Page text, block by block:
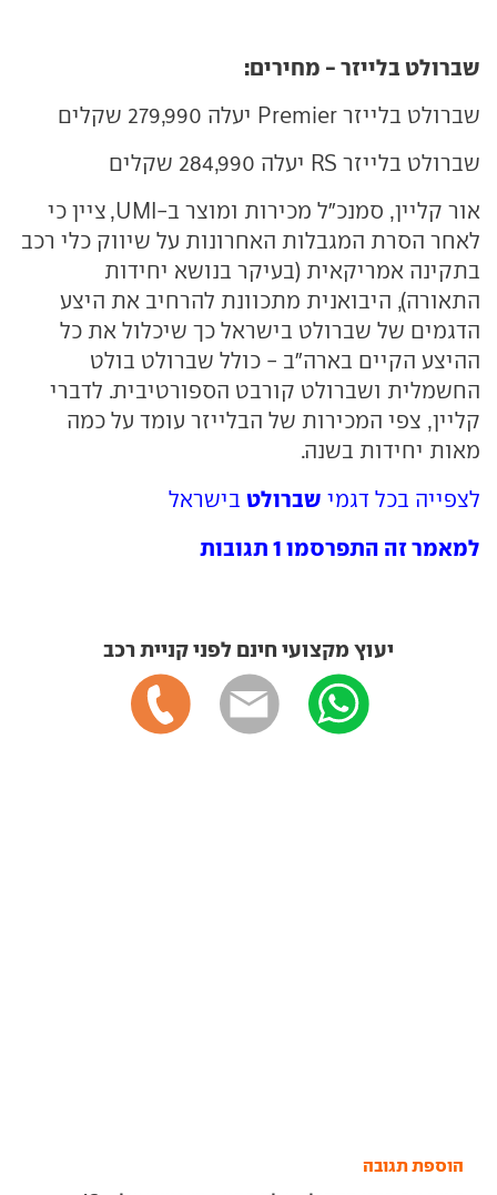
שברולט בלייזר - מחירים:
שברולט בלייזר Premier יעלה 279,990 שקלים
שברולט בלייזר RS יעלה 284,990 שקלים
אור קליין, סמנכ"ל מכירות ומוצר ב-UMI, ציין כי
לאחר הסרת המגבלות האחרונות על שיווק כלי רכב
בתקינה אמריקאית (בעיקר בנושא יחידות
התאורה), היבואנית מתכוונת להרחיב את היצע
הדגמים של שברולט בישראל כך שיכלול את כל
ההיצע הקיים בארה"ב - כולל שברולט בולט
החשמלית ושברולט קורבט הספורטיבית. לדברי
קליין, צפי המכירות של הבלייזר עומד על כמה
מאות יחידות בשנה.
לצפייה בכל דגמי שברולט בישראל
למאמר זה התפרסמו 1 תגובות
יעוץ מקצועי חינם לפני קניית רכב
הוספת תגובה